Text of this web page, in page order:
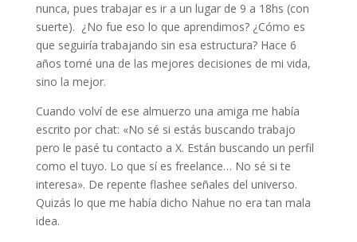
nunca, pues trabajar es ir a un lugar de 9 a 18hs (con
suerte). ¿No fue eso lo que aprendimos? ¿Cómo es
que seguiría trabajando sin esa estructura? Hace 6
años tomé una de las mejores decisiones de mi vida,
sino la mejor.
Cuando volví de ese almuerzo una amiga me había
escrito por chat: «No sé si estás buscando trabajo
pero le pasé tu contacto a X. Están buscando un perfil
como el tuyo. Lo que sí es freelance… No sé si te
interesa». De repente flashee señales del universo.
Quizás lo que me había dicho Nahue no era tan mala
idea.